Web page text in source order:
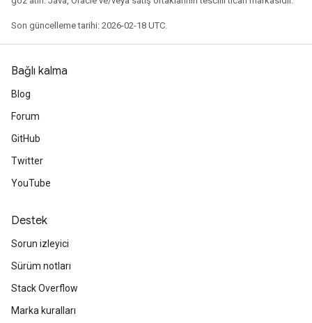
Son güncelleme tarihi: 2026-02-18 UTC.
Bağlı kalma
Blog
Forum
GitHub
Twitter
YouTube
Destek
Sorun izleyici
Sürüm notları
Stack Overflow
Marka kuralları